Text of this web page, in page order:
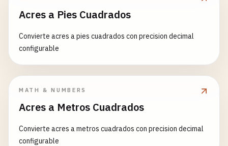
Acres a Pies Cuadrados
Convierte acres a pies cuadrados con precision decimal
configurable
MATH & NUMBERS
Acres a Metros Cuadrados
Convierte acres a metros cuadrados con precision decimal
configurable